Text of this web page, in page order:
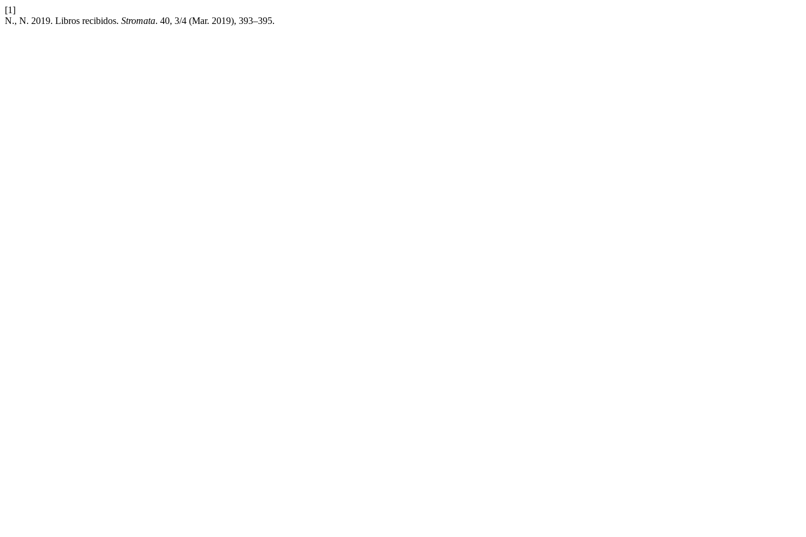
[1]
N., N. 2019. Libros recibidos. Stromata. 40, 3/4 (Mar. 2019), 393–395.